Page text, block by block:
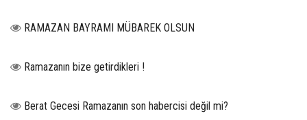
RAMAZAN BAYRAMI MÜBAREK OLSUN
Ramazanın bize getirdikleri !
Berat Gecesi Ramazanın son habercisi değil mi?